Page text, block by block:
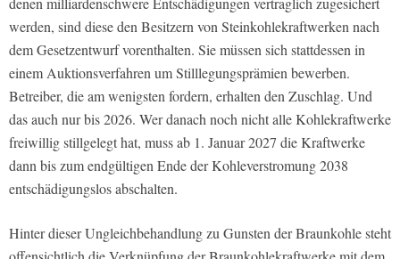
werden, sind diese den Besitzern von Steinkohlekraftwerken nach
dem Gesetzentwurf vorenthalten. Sie müssen sich stattdessen in
einem Auktionsverfahren um Stilllegungsprämien bewerben.
Betreiber, die am wenigsten fordern, erhalten den Zuschlag. Und
das auch nur bis 2026. Wer danach noch nicht alle Kohlekraftwerke
freiwillig stillgelegt hat, muss ab 1. Januar 2027 die Kraftwerke
dann bis zum endgültigen Ende der Kohleverstromung 2038
entschädigungslos abschalten.
Hinter dieser Ungleichbehandlung zu Gunsten der Braunkohle steht